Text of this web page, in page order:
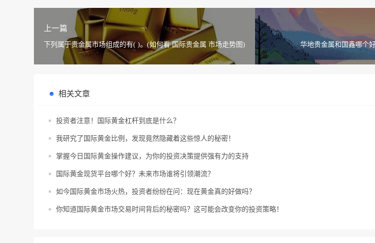
上一篇
下列属于贵金属市场组成的有( )。(如何看 国际贵金属 市场走势图) 华地贵金属和国鑫哪个
相关文章
投资者注意！国际黄金杠杆到底是什么？
我研究了国际黄金比例，发现竟然隐藏着这些惊人的秘密！
掌握今日国际黄金操作建议，为你的投资决策提供强有力的支持
国际黄金现货平台哪个好？未来市场谁将引领潮流？
如今国际黄金市场火热，投资者纷纷在问：现在黄金真的好做吗？
你知道国际黄金市场交易时间背后的秘密吗？这可能会改变你的投资策略！